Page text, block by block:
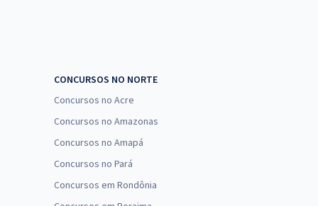
CONCURSOS NO NORTE
Concursos no Acre
Concursos no Amazonas
Concursos no Amapá
Concursos no Pará
Concursos em Rondônia